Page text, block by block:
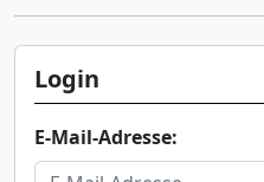
Login
E-Mail-Adresse: